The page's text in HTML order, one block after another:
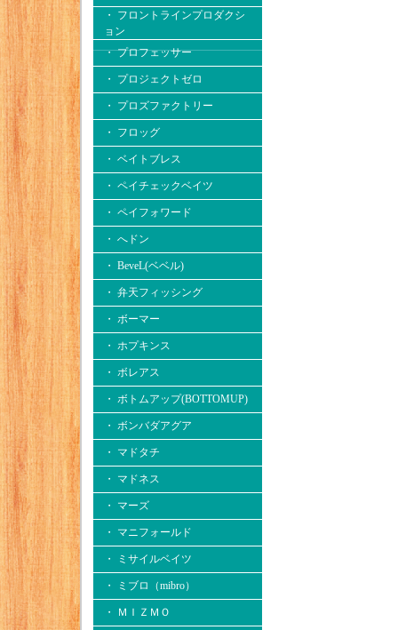
・ フロントラインプロダクシ
ョン
・ プロフェッサー
・ プロジェクトゼロ
・ プロズファクトリー
・ フロッグ
・ ベイトブレス
・ ペイチェックベイツ
・ ペイフォワード
・ へドン
・ BeveL(ベベル)
・ 弁天フィッシング
・ ボーマー
・ ホプキンス
・ ボレアス
・ ボトムアップ(BOTTOMUP)
・ ボンバダアグア
・ マドタチ
・ マドネス
・ マーズ
・ マニフォールド
・ ミサイルベイツ
・ ミブロ（mibro）
・ ＭＩＺＭＯ